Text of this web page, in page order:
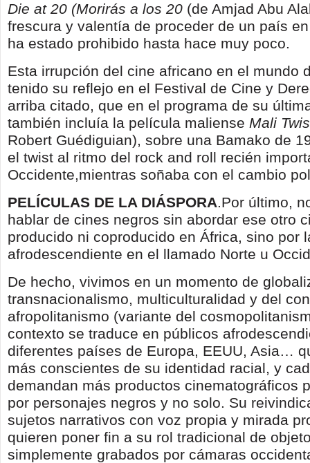
Die at 20 (Morirás a los 20 (de Amjad Abu
frescura y valentía de proceder de un país
ha estado prohibido hasta hace muy poco.
Esta irrupción del cine africano en el mundo
tenido su reflejo en el Festival de Cine y
arriba citado, que en el programa de su
también incluía la película maliense Mali
Robert Guédiguian), sobre una Bamako de
el twist al ritmo del rock and roll recién
Occidente,mientras soñaba con el cambio
PELÍCULAS DE LA DIÁSPORA.Por último,
hablar de cines negros sin abordar ese otro
producido ni coproducido en África, sino por
afrodescendiente en el llamado Norte u
De hecho, vivimos en un momento de
transnacionalismo, multiculturalidad y del
afropolitanismo (variante del
contexto se traduce en públicos
diferentes países de Europa, EEUU, Asia…
más conscientes de su identidad racial, y
demandan más productos cinematográficos
por personajes negros y no solo. Su
sujetos narrativos con voz propia y mirada
quieren poner fin a su rol tradicional de
simplemente grabados por cámaras